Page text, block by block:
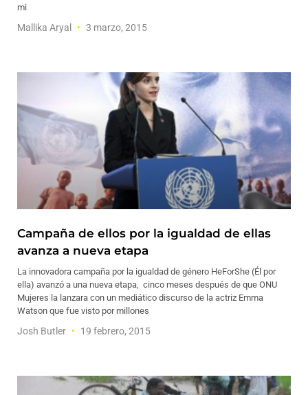
mi
Mallika Aryal 3 marzo, 2015
Campaña de ellos por la igualdad de ellas
avanza a nueva etapa
La innovadora campaña por la igualdad de género HeForShe (Él por
ella) avanzó a una nueva etapa, cinco meses después de que ONU
Mujeres la lanzara con un mediático discurso de la actriz Emma
Watson que fue visto por millones
Josh Butler 19 febrero, 2015